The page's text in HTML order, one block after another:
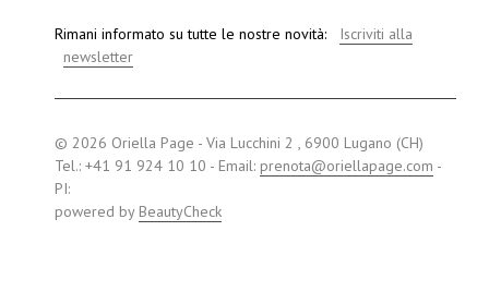
Rimani informato su tutte le nostre novità:
Iscriviti alla
newsletter
© 2026 Oriella Page - Via Lucchini 2 , 6900 Lugano (CH)
Tel.: +41 91 924 10 10 - Email: prenota@oriellapage.com -
PI:
powered by BeautyCheck